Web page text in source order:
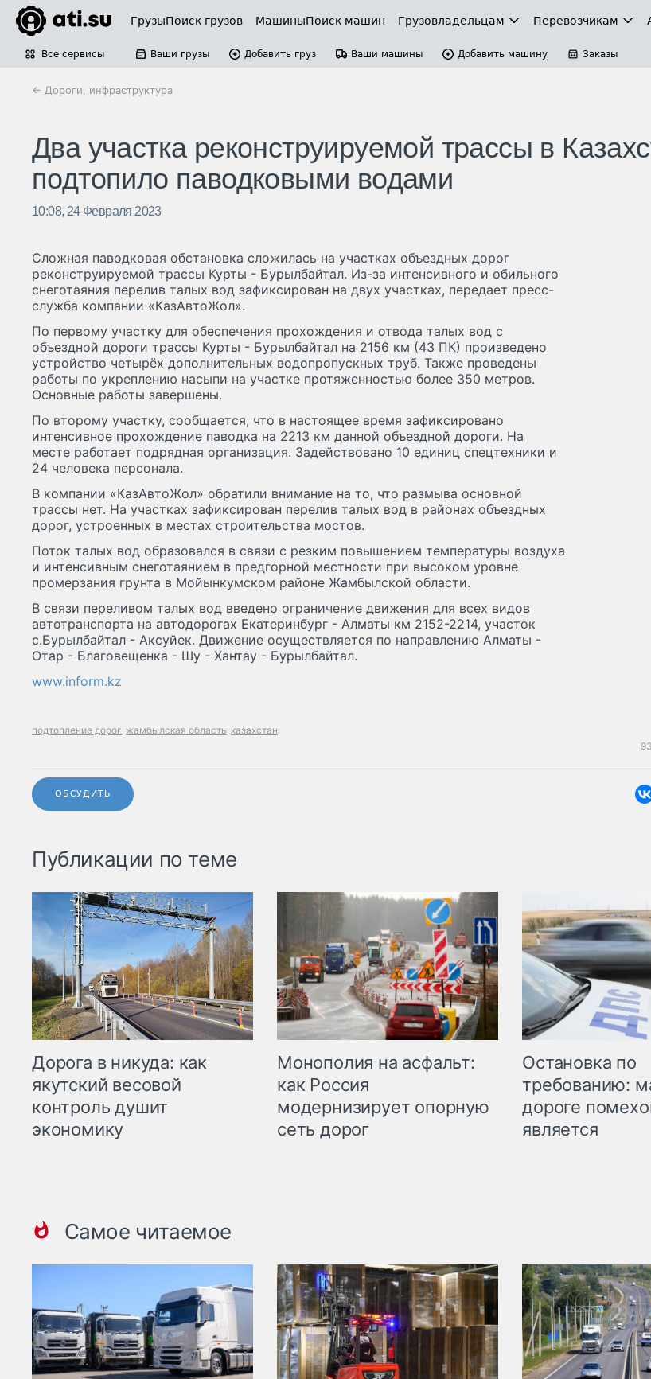
ГрузыПоиск грузов МашиныПоиск машин Грузовладельцам Перевозчикам
Все сервисы Ваши грузы Добавить груз Ваши машины Добавить машину Заказы
← Дороги, инфраструктура
Два участка реконструируемой трассы в
подтопило паводковыми водами
10:08, 24 Февраля 2023
Сложная паводковая обстановка сложилась на участках объездных дорог
реконструируемой трассы Курты - Бурылбайтал. Из-за интенсивного и обильного
снеготаяния перелив талых вод зафиксирован на двух участках, передает пресс-
служба компании «КазАвтоЖол».
По первому участку для обеспечения прохождения и отвода талых вод с
объездной дороги трассы Курты - Бурылбайтал на 2156 км (43 ПК) произведено
устройство четырёх дополнительных водопропускных труб. Также проведены
работы по укреплению насыпи на участке протяженностью более 350 метров.
Основные работы завершены.
По второму участку, сообщается, что в настоящее время зафиксировано
интенсивное прохождение паводка на 2213 км данной объездной дороги. На
месте работает подрядная организация. Задействовано 10 единиц спецтехники и
24 человека персонала.
В компании «КазАвтоЖол» обратили внимание на то, что размыва основной
трассы нет. На участках зафиксирован перелив талых вод в районах объездных
дорог, устроенных в местах строительства мостов.
Поток талых вод образовался в связи с резким повышением температуры воздуха
и интенсивным снеготаянием в предгорной местности при высоком уровне
промерзания грунта в Мойынкумском районе Жамбылской области.
В связи переливом талых вод введено ограничение движения для всех видов
автотранспорта на автодорогах Екатеринбург - Алматы км 2152-2214, участок
с.Бурылбайтал - Аксуйек. Движение осуществляется по направлению Алматы -
Отар - Благовещенка - Шу - Хантау - Бурылбайтал.
www.inform.kz
подтопление дорог жамбылская область казахстан
ОБСУДИТЬ
Публикации по теме
Дорога в никуда: как
якутский весовой
контроль душит
экономику
Монополия на асфальт:
как Россия
модернизирует опорную
сеть дорог
Остановка по
требованию:
дороге
является
Самое читаемое